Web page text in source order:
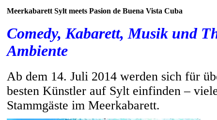
Meerkabarett Sylt meets Pasion de Buena Vista Cuba
Comedy, Kabarett, Musik und
Ambiente
Ab dem 14. Juli 2014 werden sich für
besten Künstler auf Sylt einfinden –
Stammgäste im Meerkabarett.